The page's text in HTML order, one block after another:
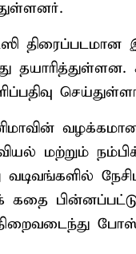
மற்​றும்
நிறைவடைந்து